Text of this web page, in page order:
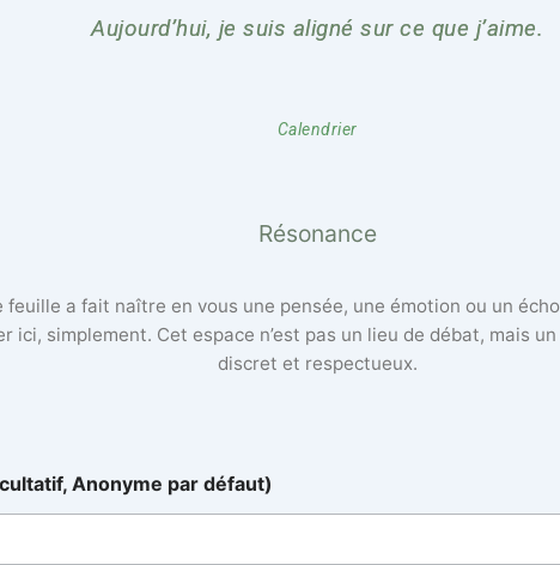
Aujourd’hui, je suis aligné sur ce que j’aime.
Calendrier
Résonance
feuille a fait naître en vous une pensée, une émotion ou un
ici, simplement. Cet espace n’est pas un lieu de débat, mais
discret et respectueux.
Anonyme par défaut)